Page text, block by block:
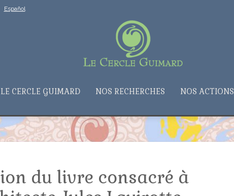
Español
LE CERCLE GUIMARD NOS RECHERCHES NOS ACTIONS
du livre consacré à